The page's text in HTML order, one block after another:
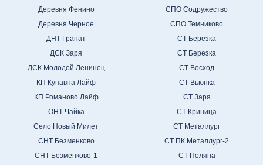
Деревня Фенино
Деревня Черное
ДНТ Гранат
ДСК Заря
ДСК Молодой Ленинец
КП Купавна Лайф
КП Романово Лайф
ОНТ Чайка
Село Новый Милет
СНТ Безменково
СНТ Безменково-1
СПО Содружество
СПО Темниково
СТ Берёзка
СТ Березка
СТ Восход
СТ Вьюнка
СТ Заря
СТ Криница
СТ Металлург
СТ ПК Металлург-2
СТ Поляна